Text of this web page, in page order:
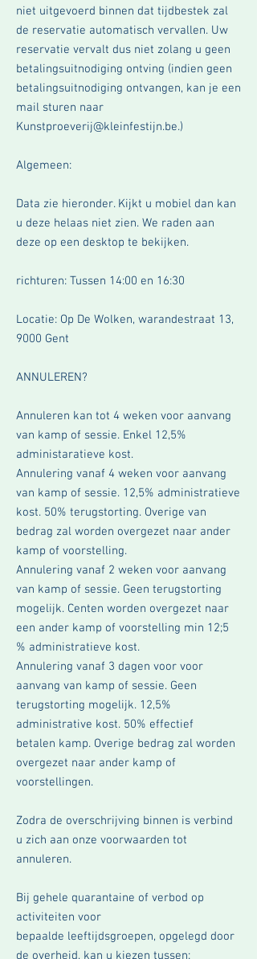
niet uitgevoerd binnen dat tijdbestek zal
de reservatie automatisch vervallen. Uw
reservatie vervalt dus niet zolang u geen
betalingsuitnodiging ontving (indien geen
betalingsuitnodiging ontvangen, kan je een
mail sturen naar
Kunstproeverij@kleinfestijn.be.)
Algemeen:
Data zie hieronder. Kijkt u mobiel dan kan
u deze helaas niet zien. We raden aan
deze op een desktop te bekijken.
richturen: Tussen 14:00 en 16:30
Locatie: Op De Wolken, warandestraat 13,
9000 Gent
ANNULEREN?
Annuleren kan tot 4 weken voor aanvang
van kamp of sessie. Enkel 12,5%
administaratieve kost.
Annulering vanaf 4 weken voor aanvang
van kamp of sessie. 12,5% administratieve
kost. 50% terugstorting. Overige van
bedrag zal worden overgezet naar ander
kamp of voorstelling.
Annulering vanaf 2 weken voor aanvang
van kamp of sessie. Geen terugstorting
mogelijk. Centen worden overgezet naar
een ander kamp of voorstelling min 12;5
% administratieve kost.
Annulering vanaf 3 dagen voor voor
aanvang van kamp of sessie. Geen
terugstorting mogelijk. 12,5%
administrative kost. 50% effectief
betalen kamp. Overige bedrag zal worden
overgezet naar ander kamp of
voorstellingen.
Zodra de overschrijving binnen is verbind
u zich aan onze voorwaarden tot
annuleren.
Bij gehele quarantaine of verbod op
activiteiten voor
bepaalde leeftijdsgroepen, opgelegd door
de overheid, kan u kiezen tussen: